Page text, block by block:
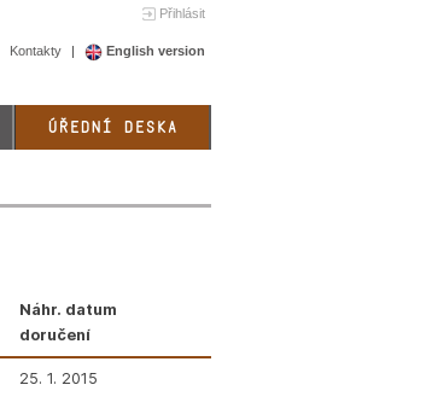
Přihlásit
Kontakty English version
ÚŘEDNÍ DESKA
Náhr. datum
doručení
25. 1. 2015